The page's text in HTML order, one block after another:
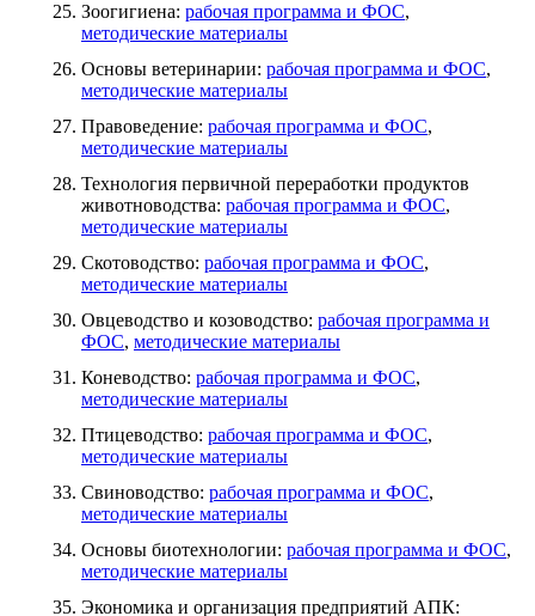
Зоогигиена: рабочая программа и ФОС,
методические материалы
Основы ветеринарии: рабочая программа и ФОС,
методические материалы
Правоведение: рабочая программа и ФОС,
методические материалы
Технология первичной переработки продуктов
животноводства: рабочая программа и ФОС,
методические материалы
Скотоводство: рабочая программа и ФОС,
методические материалы
Овцеводство и козоводство: рабочая программа и
ФОС, методические материалы
Коневодство: рабочая программа и ФОС,
методические материалы
Птицеводство: рабочая программа и ФОС,
методические материалы
Свиноводство: рабочая программа и ФОС,
методические материалы
Основы биотехнологии: рабочая программа и ФОС,
методические материалы
Экономика и организация предприятий АПК: